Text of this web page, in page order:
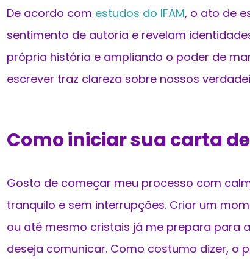
De acordo com estudos do IFAM, o ato de
sentimento de autoria e revelam
própria história e ampliando o poder de
escrever traz clareza sobre nossos
Como iniciar sua carta
Gosto de começar meu processo com
tranquilo e sem interrupções. Criar um
ou até mesmo cristais já me prepara para
deseja comunicar. Como costumo dizer, o